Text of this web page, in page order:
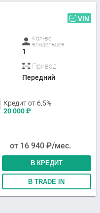
VIN
Кол-во
владельцев
1
Привод
Передний
Кредит от 6,5%
20 000₽
от 16 940 ₽/мес.
В КРЕДИТ
В TRADE IN